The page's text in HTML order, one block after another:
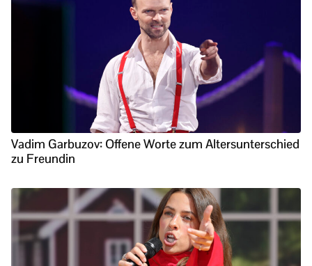
Vadim Garbuzov: Offene Worte zum Altersunterschied
zu Freundin